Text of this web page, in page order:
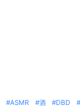
ASMR 酒 DBD